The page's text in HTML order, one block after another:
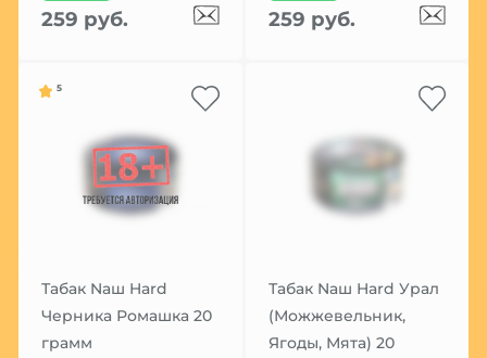
259 руб. 259 руб.
5
Табак Nаш Hard
Черника Ромашка 20
грамм
Табак Nаш Hard Урал
(Можжевельник,
Ягоды, Мята) 20